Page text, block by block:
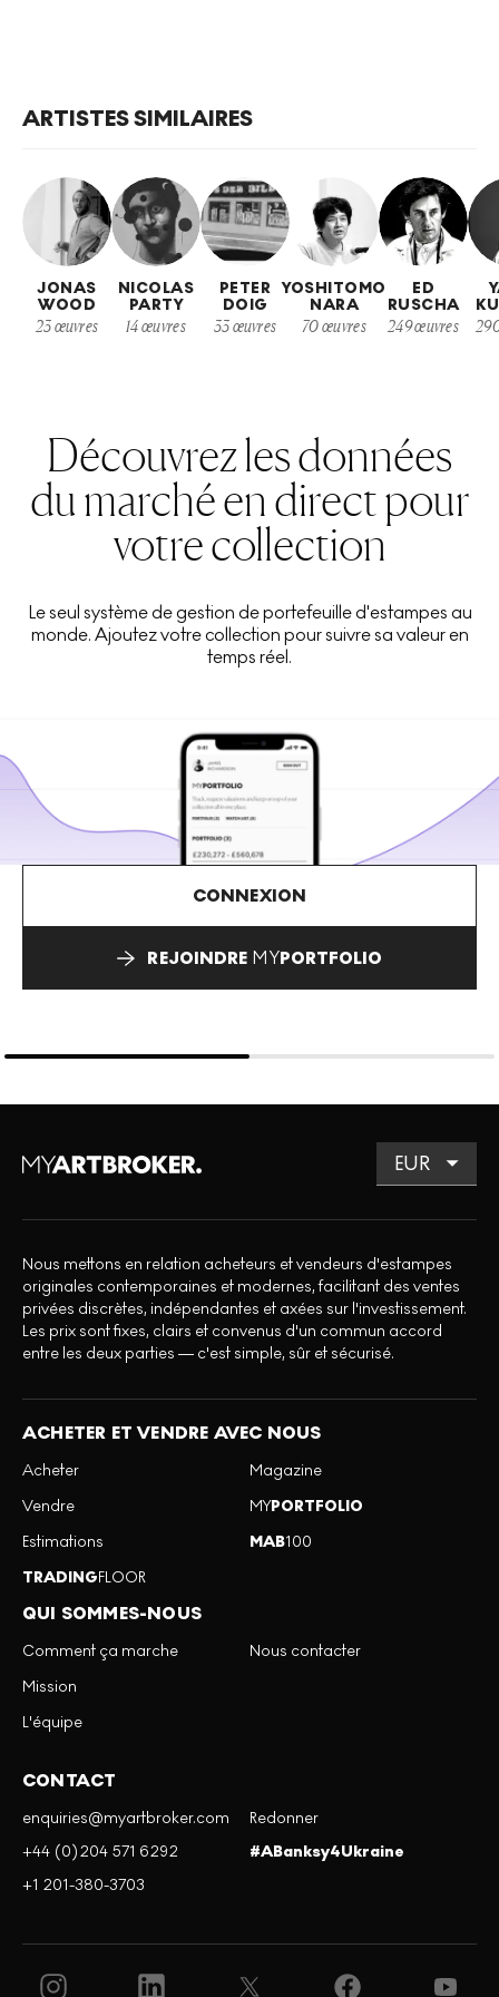
ARTISTES SIMILAIRES
JONAS
WOOD
23œuvres
NICOLAS
PARTY
14œuvres
PETER
DOIG
33œuvres
YOSHITOMO
NARA
70œuvres
ED
RUSCHA
249œuvres
Découvrez les données
du marché en direct pour
votre collection
Le seul système de gestion de portefeuille d'estampes au
monde. Ajoutez votre collection pour suivre sa valeur en
temps réel.
CONNEXION
REJOINDRE MYPORTFOLIO
Nous mettons en relation acheteurs et vendeurs d'estampes
originales contemporaines et modernes, facilitant des ventes
privées discrètes, indépendantes et axées sur l'investissement.
Les prix sont fixes, clairs et convenus d'un commun accord
entre les deux parties — c'est simple, sûr et sécurisé.
ACHETER ET VENDRE AVEC NOUS
Acheter
Vendre
Estimations
TRADINGFLOOR
Magazine
MYPORTFOLIO
MAB100
QUI SOMMES-NOUS
Comment ça marche
Mission
L'équipe
Nous contacter
CONTACT
enquiries@myartbroker.com
+44 (0)204 571 6292
+1 201-380-3703
Redonner
#ABanksy4Ukraine